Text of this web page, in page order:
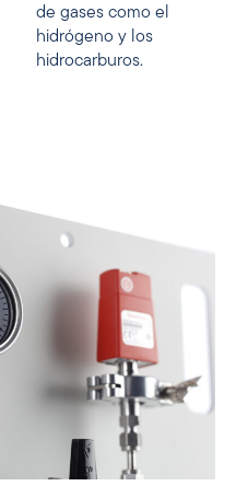
de gases como el
hidrógeno y los
hidrocarburos.